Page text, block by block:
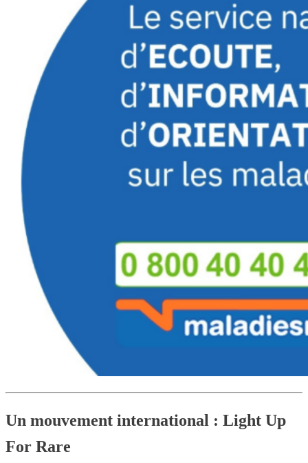
Un mouvement international : Light Up
For Rare